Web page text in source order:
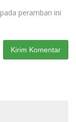
peramban ini